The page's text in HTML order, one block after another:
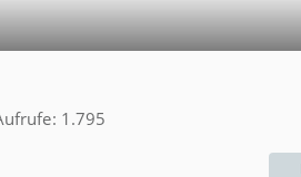
1.795